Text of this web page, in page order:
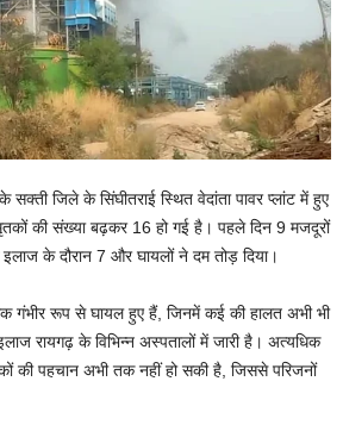
जिले के सिंघीतराई स्थित वेदांता पावर प्लांट में हुए
की संख्या बढ़कर 16 हो गई है। पहले दिन 9 मजदूरों
के दौरान 7 और घायलों ने दम तोड़ दिया।
रूप से घायल हुए हैं, जिनमें कई की हालत अभी भी
रायगढ़ के विभिन्न अस्पतालों में जारी है। अत्यधिक
पहचान अभी तक नहीं हो सकी है, जिससे परिजनों